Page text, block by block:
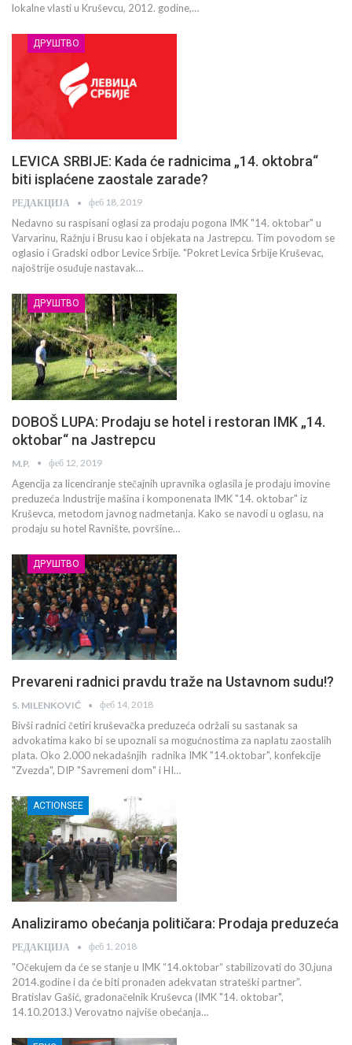
lokalne vlasti u Kruševcu, 2012. godine,…
ДРУШТВО
LEVICA SRBIJE: Kada će radnicima „14. oktobra“
biti isplaćene zaostale zarade?
РЕДАКЦИЈА феб 18, 2019
Nedavno su raspisani oglasi za prodaju pogona IMK "14. oktobar" u
Varvarinu, Ražnju i Brusu kao i objekata na Jastrepcu. Tim povodom se
oglasio i Gradski odbor Levice Srbije. "Pokret Levica Srbije Kruševac,
najoštrije osuđuje nastavak…
ДРУШТВО
DOBOŠ LUPA: Prodaju se hotel i restoran IMK „14.
oktobar“ na Jastrepcu
M.P. феб 12, 2019
Agencija za licenciranje stečajnih upravnika oglasila je prodaju imovine
preduzeća Industrije mašina i komponenata IMK "14. oktobar" iz
Kruševca, metodom javnog nadmetanja. Kako se navodi u oglasu, na
prodaju su hotel Ravnište, površine…
ДРУШТВО
Prevareni radnici pravdu traže na Ustavnom sudu!?
S. MILENKOVIĆ феб 14, 2018
Bivši radnici četiri kruševačka preduzeća održali su sastanak sa
advokatima kako bi se upoznali sa mogućnostima za naplatu zaostalih
plata. Oko 2.000 nekadašnjih radnika IMK "14.oktobar", konfekcije
"Zvezda", DIP "Savremeni dom" i HI…
ACTIONSEE
Analiziramo obećanja političara: Prodaja preduzeća
РЕДАКЦИЈА феб 1, 2018
"Očekujem da će se stanje u IMK “14.oktobar“ stabilizovati do 30.juna
2014.godine i da će biti pronađen adekvatan strateški partner”.
Bratislav Gašić, gradonačelnik Kruševca (IMK "14. oktobar",
14.10.2013.) Verovatno najviše obećanja…